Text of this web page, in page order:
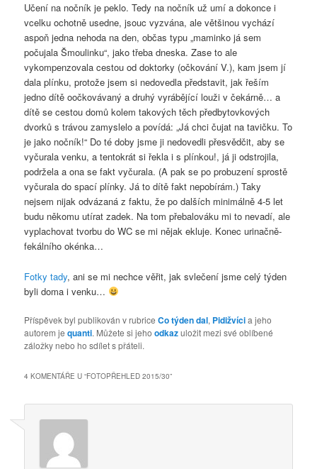
Učení na nočník je peklo. Tedy na nočník už umí a dokonce i
vcelku ochotně usedne, jsouc vyzvána, ale většinou vychází
aspoň jedna nehoda na den, občas typu „maminko já sem
počujala Šmoulinku“, jako třeba dneska. Zase to ale
vykompenzovala cestou od doktorky (očkování V.), kam jsem jí
dala plínku, protože jsem si nedovedla představit, jak řeším
jedno dítě oočkovávaný a druhý vyrábějící louži v čekárně… a
dítě se cestou domů kolem takových těch předbytovkových
dvorků s trávou zamyslelo a povídá: „Já chci čujat na tavičku. To
je jako nočník!“ Do té doby jsme ji nedovedli přesvědčit, aby se
vyčurala venku, a tentokrát si řekla i s plínkou!, já ji odstrojila,
podržela a ona se fakt vyčurala. (A pak se po probuzení sprostě
vyčurala do spací plínky. Já to dítě fakt nepobírám.) Taky
nejsem nijak odvázaná z faktu, že po dalších minimálně 4-5 let
budu někomu utírat zadek. Na tom přebalováku mi to nevadí, ale
vyplachovat tvorbu do WC se mi nějak ekluje. Konec urinačně-
fekálního okénka…
Fotky tady, ani se mi nechce věřit, jak svlečení jsme celý týden
byli doma i venku…
Příspěvek byl publikován v rubriceCo týden dal, Pidižvícia jeho
autorem jequanti. Můžete si jehoodkazuložit mezi své oblíbené
záložky nebo ho sdílet s přáteli.
4 KOMENTÁŘE U “FOTOPŘEHLED 2015/30”